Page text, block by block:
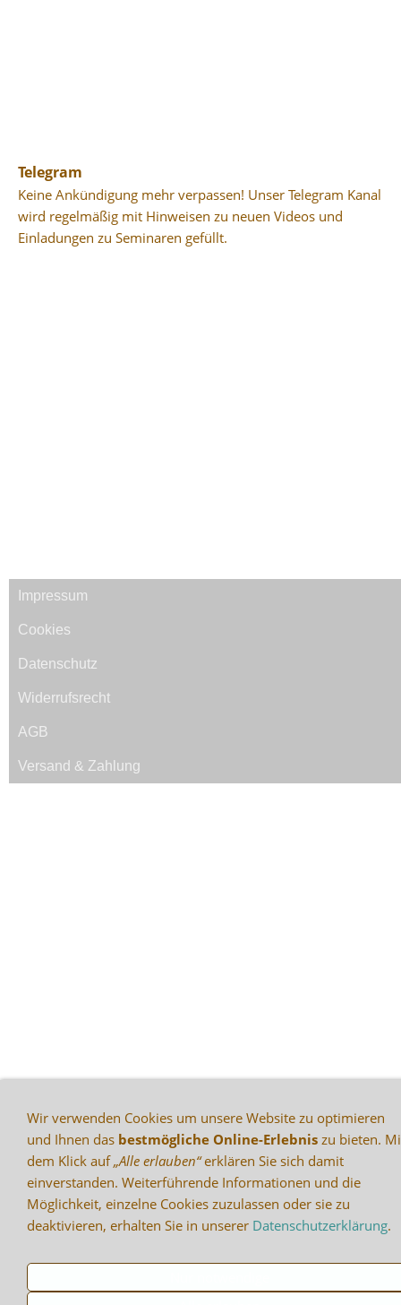
Telegram
Keine Ankündigung mehr verpassen! Unser Telegram Kanal
wird regelmäßig mit Hinweisen zu neuen Videos und
Einladungen zu Seminaren gefüllt.
Impressum
Cookies
Datenschutz
Widerrufsrecht
AGB
Versand & Zahlung
Wir verwenden Cookies um unsere Website zu optimieren
und Ihnen das bestmögliche Online-Erlebnis zu bieten.
dem Klick auf„Alle erlauben“erklären Sie sich damit
einverstanden. Weiterführende Informationen und die
Möglichkeit, einzelne Cookies zuzulassen oder sie zu
deaktivieren, erhalten Sie in unserer Datenschutzerklärung.